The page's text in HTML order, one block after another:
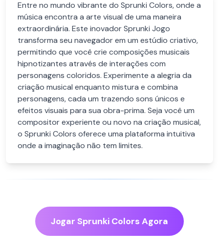
Entre no mundo vibrante do Sprunki Colors, onde a
música encontra a arte visual de uma maneira
extraordinária. Este inovador Sprunki Jogo
transforma seu navegador em um estúdio criativo,
permitindo que você crie composições musicais
hipnotizantes através de interações com
personagens coloridos. Experimente a alegria da
criação musical enquanto mistura e combina
personagens, cada um trazendo sons únicos e
efeitos visuais para sua obra-prima. Seja você um
compositor experiente ou novo na criação musical,
o Sprunki Colors oferece uma plataforma intuitiva
onde a imaginação não tem limites.
Jogar Sprunki Colors Agora